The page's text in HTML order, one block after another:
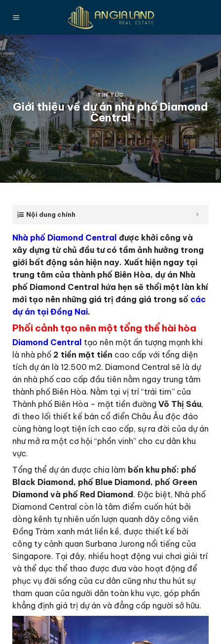
qua
dung
TIN TỨC
Giới thiệu về dự án nhà phố Diamond
Central
Nội dung chính
Nhà phố Diamond Central được khởi công và
xây dựng từ chủ đầu tư có tầm ảnh hưởng trong
giới bất động sản hiện nay. Xuất hiện ngay tại
trung tâm của thành phố Biên Hòa, dự án Nhà
phố Diamond Central hứa hẹn sẽ thổi một làn khí
mới tạo nên những giá trị đáng giá trong số các
dự án tại Đồng Nai.
Phối cảnh tạo nên một tổng thể hài hòa
Diamond Central tạo nên một ấn tượng mạnh khi
là nhà phố 2 tiền mặt tiền cao cấp với tổng diện
tích dự án là 12.500 m2. Diamond Central sẽ là dự
án nhà phố cao cấp đầu tiên nằm ngay trung tâm
thành phố Biên Hòa. Nằm tại vị trí “trái tim” của
Thành phố Biên Hòa – mặt tiền đường Võ Thị Sáu,
đi theo lối thiết kế bán cổ điển Châu Âu độc đáo
cùng hàng loạt tiện ích cao cấp, sự ra đời của dự án
như mở ra một cơ hội “phồn vinh” cho cư dân khu
vực.
Tổng thể dự án được chia làm bốn khu phố: phố
Black Diamond, phố Blue Diamond, phố Green
Diamond và phố Red Diamond . Đặc biệt, Nhà phố
Diamond Central còn là tâm điểm cuốn hút bởi
dòng kênh tự nhiên uốn lượn quanh dãy công viên
Đồng Tràm xanh mát liền kề, được thiết kế bởi
công ty cảnh quan Surbana Jurong nổi tiếng của
Singapore. Tại đây, nhiều hoạt động vui chơi giải trí
và thể dục thể thao được đưa vào hoạt động để
phục vụ đời sống của cư dân cũng như thu hút sự
tham quan của người dân toàn khu vực, góp phần
khẳng định giá trị dự án và đẳng cấp người sở hữu.